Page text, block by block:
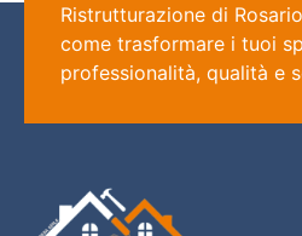
Ristrutturazione di
come trasformare i tuoi
professionalità, qualità e